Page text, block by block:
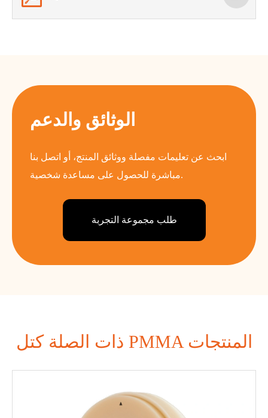
الوثائق والدعم
ابحث عن تعليمات مفصلة ووثائق المنتج، أو اتصل بنا
مباشرة للحصول على مساعدة شخصية.
طلب مجموعة التجربة
ذات الصلة كتل PMMA المنتجات